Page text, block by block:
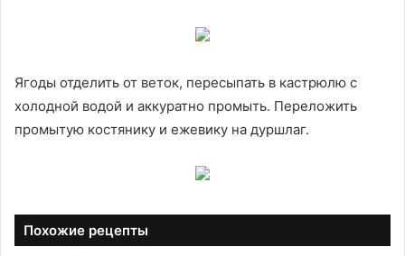
Ягоды отделить от веток, пересыпать в кастрюлю с
холодной водой и аккуратно промыть. Переложить
промытую костянику и ежевику на дуршлаг.
Похожие рецепты